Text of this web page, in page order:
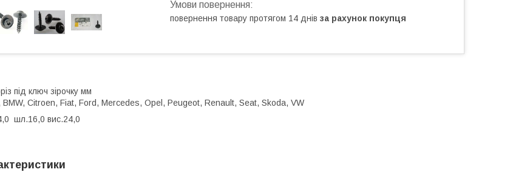
повернення товару протягом 14 днів за рахунок покупця
під ключ зірочку мм
BMW, Citroen, Fiat, Ford, Mercedes, Opel, Peugeot, Renault, Seat, Skoda, VW
шл.16,0 вис.24,0